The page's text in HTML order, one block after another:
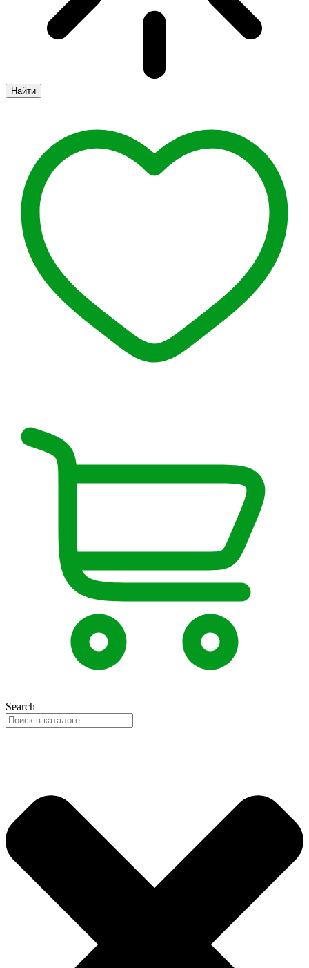
Найти
Search